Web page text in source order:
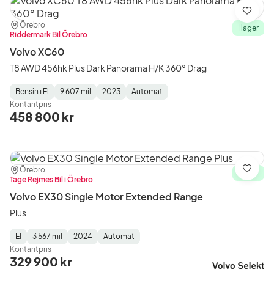
Plats:
Örebro
Återförsäljare:
Riddermark Bil Örebro
I lager
Volvo XC60
T8 AWD 456hk Plus Dark Panorama H/K 360° Drag
Fuel
Type:
Bensin+El
Mätarställning:
9 607 mil
Model
Year:
2023
Gearbox
Type:
Automat
Kontantpris
458 800 kr
Spara
Plats:
Örebro
Återförsäljare:
Tage Rejmes Bil i Örebro
I lager
Volvo EX30 Single Motor Extended Range
Plus
Fuel
Type:
El
Mätarställning:
3 567 mil
Model
Year:
2024
Gearbox
Type:
Automat
Kontantpris
329 900 kr
Spara